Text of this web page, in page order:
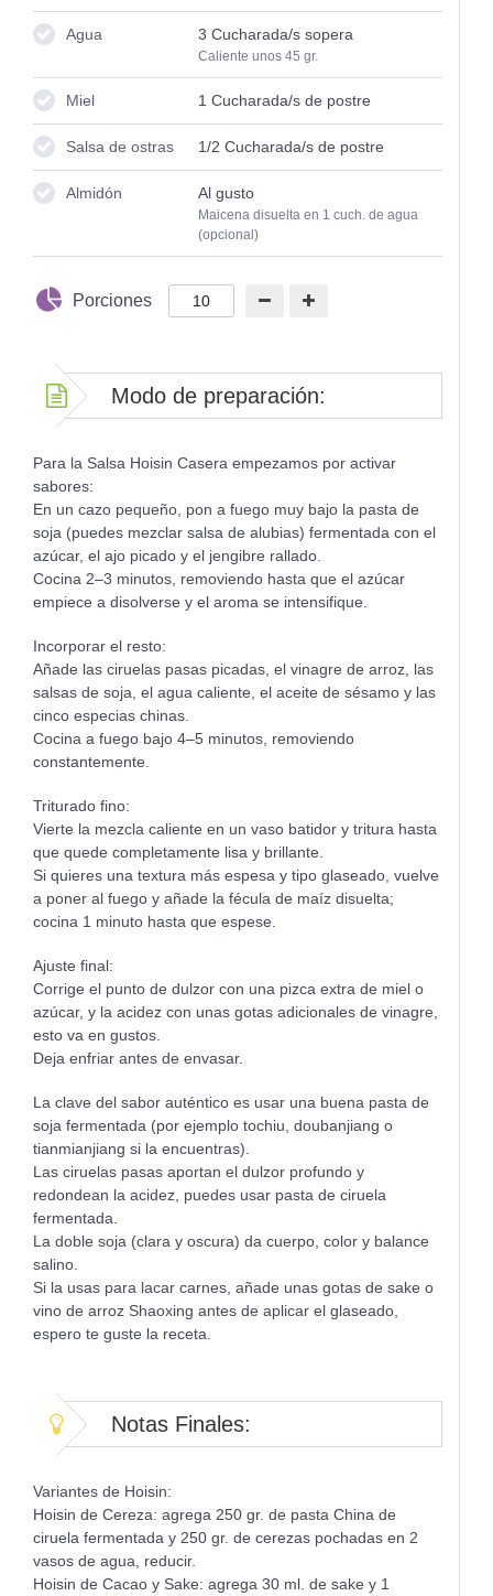
Agua 3 Cucharada/s sopera
Caliente unos 45 gr.
Miel 1 Cucharada/s de postre
Salsa de ostras 1/2 Cucharada/s de postre
Almidón Al gusto
Maicena disuelta en 1 cuch. de agua
(opcional)
Porciones
Modo de preparación:
Para la Salsa Hoisin Casera empezamos por activar
sabores:
En un cazo pequeño, pon a fuego muy bajo la pasta de
soja (puedes mezclar salsa de alubias) fermentada con el
azúcar, el ajo picado y el jengibre rallado.
Cocina 2–3 minutos, removiendo hasta que el azúcar
empiece a disolverse y el aroma se intensifique.
Incorporar el resto:
Añade las ciruelas pasas picadas, el vinagre de arroz, las
salsas de soja, el agua caliente, el aceite de sésamo y las
cinco especias chinas.
Cocina a fuego bajo 4–5 minutos, removiendo
constantemente.
Triturado fino:
Vierte la mezcla caliente en un vaso batidor y tritura hasta
que quede completamente lisa y brillante.
Si quieres una textura más espesa y tipo glaseado, vuelve
a poner al fuego y añade la fécula de maíz disuelta;
cocina 1 minuto hasta que espese.
Ajuste final:
Corrige el punto de dulzor con una pizca extra de miel o
azúcar, y la acidez con unas gotas adicionales de vinagre,
esto va en gustos.
Deja enfriar antes de envasar.
La clave del sabor auténtico es usar una buena pasta de
soja fermentada (por ejemplo tochiu, doubanjiang o
tianmianjiang si la encuentras).
Las ciruelas pasas aportan el dulzor profundo y
redondean la acidez, puedes usar pasta de ciruela
fermentada.
La doble soja (clara y oscura) da cuerpo, color y balance
salino.
Si la usas para lacar carnes, añade unas gotas de sake o
vino de arroz Shaoxing antes de aplicar el glaseado,
espero te guste la receta.
Notas Finales:
Variantes de Hoisin:
Hoisin de Cereza: agrega 250 gr. de pasta China de
ciruela fermentada y 250 gr. de cerezas pochadas en 2
vasos de agua, reducir.
Hoisin de Cacao y Sake: agrega 30 ml. de sake y 1